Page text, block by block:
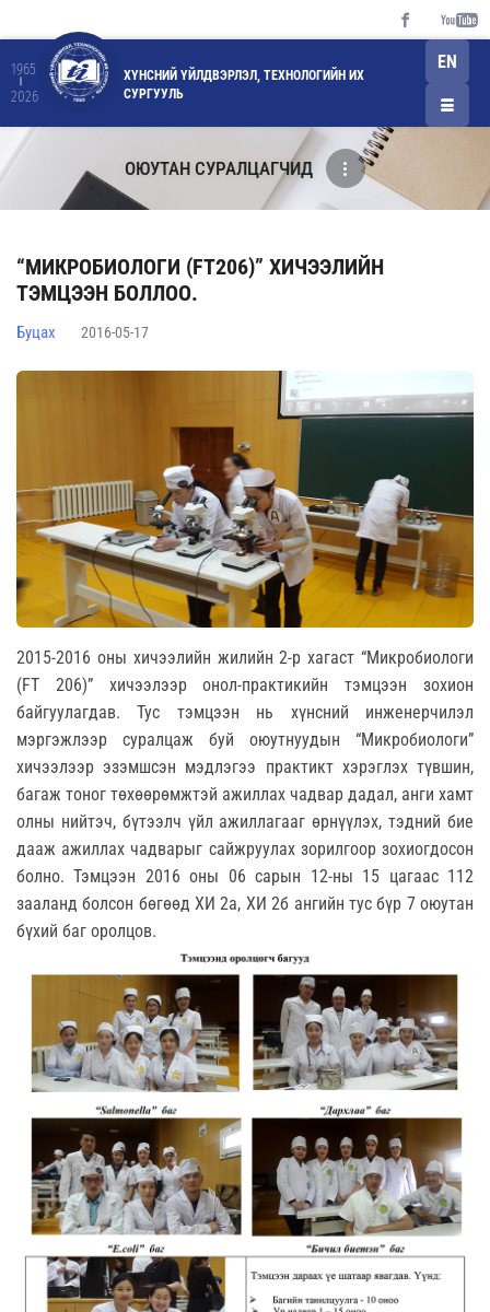
1965
2026
ХҮНСНИЙ ҮЙЛДВЭРЛЭЛ, ТЕХНОЛОГИЙН ИХ
СУРГУУЛЬ
EN
ОЮУТАН СУРАЛЦАГЧИД
“МИКРОБИОЛОГИ (FT206)” ХИЧЭЭЛИЙН
ТЭМЦЭЭН БОЛЛОО.
Буцах 2016-05-17
2015-2016 оны хичээлийн жилийн 2-р хагаст “Микробиологи
(FT 206)” хичээлээр онол-практикийн тэмцээн зохион
байгуулагдав. Тус тэмцээн нь хүнсний инженерчилэл
мэргэжлээр суралцаж буй оюутнуудын “Микробиологи”
хичээлээр эзэмшсэн мэдлэгээ практикт хэрэглэх түвшин,
багаж тоног төхөөрөмжтэй ажиллах чадвар дадал, анги хамт
олны нийтэч, бүтээлч үйл ажиллагааг өрнүүлэх, тэдний бие
дааж ажиллах чадварыг сайжруулах зорилгоор зохиогдосон
болно. Тэмцээн 2016 оны 06 сарын 12-ны 15 цагаас 112
зааланд болсон бөгөөд ХИ 2а, ХИ 2б ангийн тус бүр 7 оюутан
бүхий баг оролцов.